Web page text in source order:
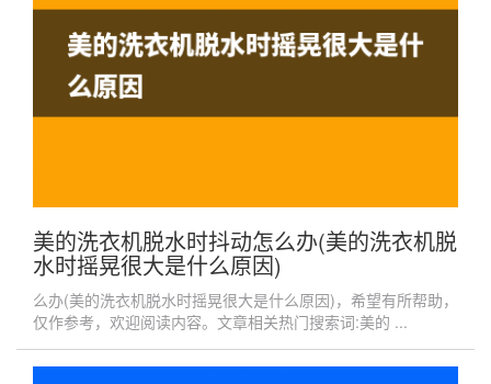
美的洗衣机脱水时抖动怎么办(美的洗衣机脱
水时摇晃很大是什么原因)
么办(美的洗衣机脱水时摇晃很大是什么原因)，希望有所帮助，
仅作参考，欢迎阅读内容。文章相关热门搜索词:美的 ...